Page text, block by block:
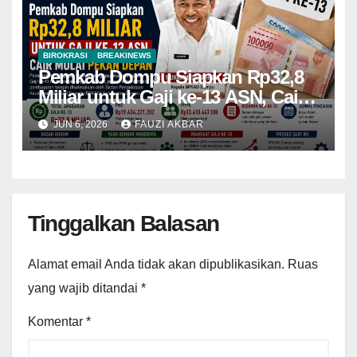
BIROKRASI BREAKINEWS
Pemkab Dompu Siapkan Rp32,8
Miliar untuk Gaji ke-13 ASN, Cair
Mulai Pekan Depan
JUN 6, 2026 FAUZI AKBAR
Tinggalkan Balasan
Alamat email Anda tidak akan dipublikasikan. Ruas
yang wajib ditandai *
Komentar *